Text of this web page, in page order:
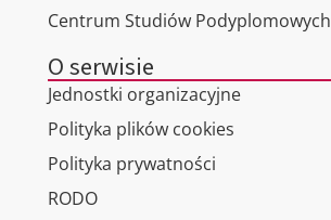
Centrum Studiów Podyplomowych
O serwisie
Jednostki organizacyjne
Polityka plików cookies
Polityka prywatności
RODO